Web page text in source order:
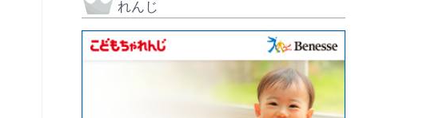
れんじ